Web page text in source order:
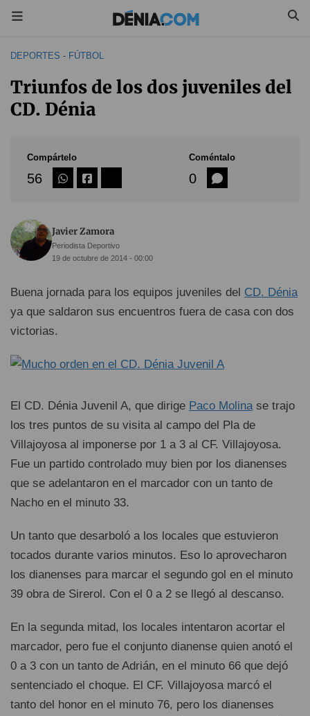
DEPORTES - FÚTBOL
Triunfos de los dos juveniles del
CD. Dénia
Compártelo
56
Coméntalo
0
Javier Zamora
Periodista Deportivo
19 de octubre de 2014 - 00:00
Buena jornada para los equipos juveniles del CD. Dénia
ya que saldaron sus encuentros fuera de casa con dos
victorias.
El CD. Dénia Juvenil A, que dirige Paco Molinase trajo
los tres puntos de su visita al campo del Pla de
Villajoyosa al imponerse por 1 a 3 al CF. Villajoyosa.
Fue un partido controlado muy bien por los dianenses
que se adelantaron en el marcador con un tanto de
Nacho en el minuto 33.
Un tanto que desarboló a los locales que estuvieron
tocados durante varios minutos. Eso lo aprovecharon
los dianenses para marcar el segundo gol en el minuto
39 obra de Sirerol. Con el 0 a 2 se llegó al descanso.
En la segunda mitad, los locales intentaron acortar el
marcador, pero fue el conjunto dianense quien anotó el
0 a 3 con un tanto de Adrián, en el minuto 66 que dejó
sentenciado el choque. El CF. Villajoyosa marcó el
tanto del honor en el minuto 76, pero los dianenses